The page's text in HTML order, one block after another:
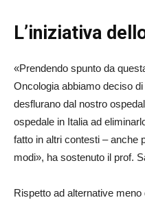
L’iniziativa
«Prendendo spunto da
Oncologia abbiamo deciso
desflurano dal nostro
ospedale in Italia ad
fatto in altri contesti – anche
modi», ha sostenuto il prof.
Rispetto ad alternative